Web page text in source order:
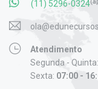
(11) 5296-0324
Atendimento
Segunda - Quinta:
Sexta: 07:00 -